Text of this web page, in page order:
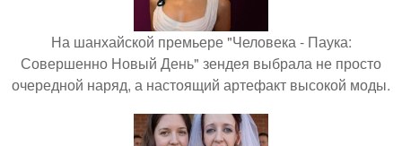
На шанхайской премьере "Человека - Паука:
Совершенно Новый День" зендея выбрала не просто
очередной наряд, а настоящий артефакт высокой моды.